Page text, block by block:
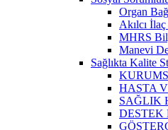
Organ
Akılcı
MHRS
Manevi
Sağlıkta Kalite
HASTA
SAĞLIK
DESTEK